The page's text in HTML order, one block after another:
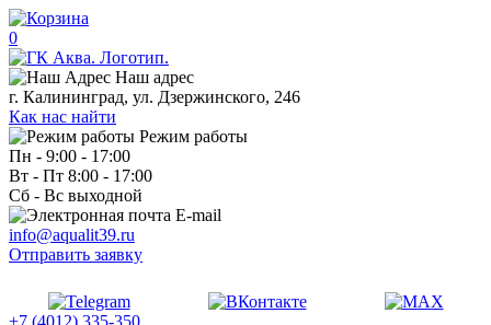
0
Наш адрес
г. Калининград, ул. Дзержинского, 246
Как нас найти
Режим работы
Пн - 9:00 - 17:00
Вт - Пт 8:00 - 17:00
Сб - Вс выходной
E-mail
info@aqualit39.ru
Отправить заявку
+7 (4012) 335-350